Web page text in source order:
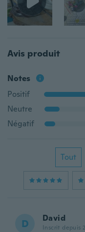
Avis produit
Notes
Positif
Neutre
Négatif
Tout
D David
Inscrit depuis